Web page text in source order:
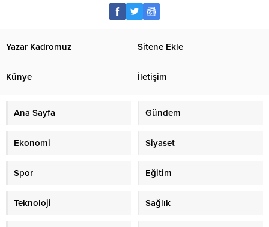
Yazar Kadromuz Sitene Ekle
Künye İletişim
Ana Sayfa Gündem
Ekonomi Siyaset
Spor Eğitim
Teknoloji Sağlık